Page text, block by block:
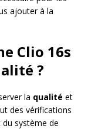
ajouter à la
Clio 16s
?
la qualité et
des vérifications
du système de